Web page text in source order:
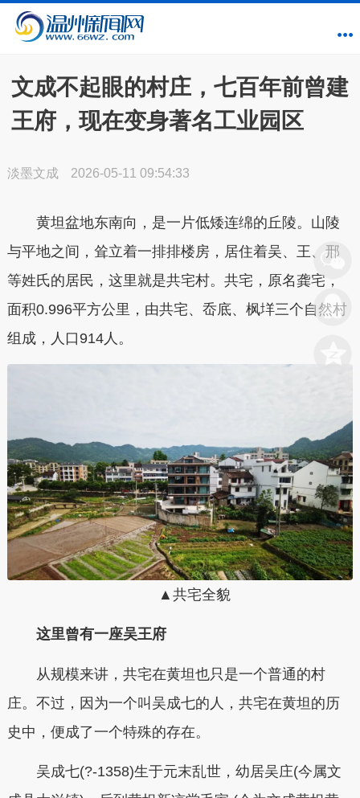
文成不起眼的村庄，七百年前曾建
王府，现在变身著名工业园区
淡墨文成 2026-05-11 09:54:33
黄坦盆地东南向，是一片低矮连绵的丘陵。山陵
与平地之间，耸立着一排排楼房，居住着吴、王、邢
等姓氏的居民，这里就是共宅村。共宅，原名龚宅，
面积0.996平方公里，由共宅、岙底、枫垟三个自然村
组成，人口914人。
▲共宅全貌
这里曾有一座吴王府
从规模来讲，共宅在黄坦也只是一个普通的村
庄。不过，因为一个叫吴成七的人，共宅在黄坦的历
史中，便成了一个特殊的存在。
吴成七(?-1358)生于元末乱世，幼居吴庄(今属文